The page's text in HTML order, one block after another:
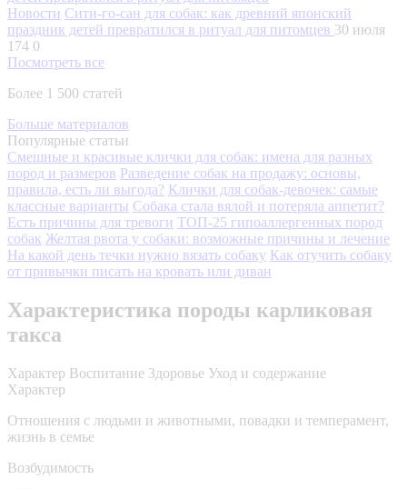
Новости Сити-го-сан для собак: как древний японский
праздник детей превратился в ритуал для питомцев 30 июля
174 0
Посмотреть все
Более 1 500 статей
Больше материалов
Популярные статьи
Смешные и красивые клички для собак: имена для разных
пород и размеров Разведение собак на продажу: основы,
правила, есть ли выгода? Клички для собак-девочек: самые
классные варианты Собака стала вялой и потеряла аппетит?
Есть причины для тревоги ТОП-25 гипоаллергенных пород
собак Желтая рвота у собаки: возможные причины и лечение
На какой день течки нужно вязать собаку Как отучить собаку
от привычки писать на кровать или диван
Характеристика породы карликовая
такса
Характер Воспитание Здоровье Уход и содержание
Характер
Отношения с людьми и животными, повадки и темперамент,
жизнь в семье
Возбудимость